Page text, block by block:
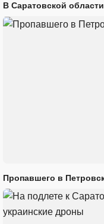
В Саратовской
Пропавшего в